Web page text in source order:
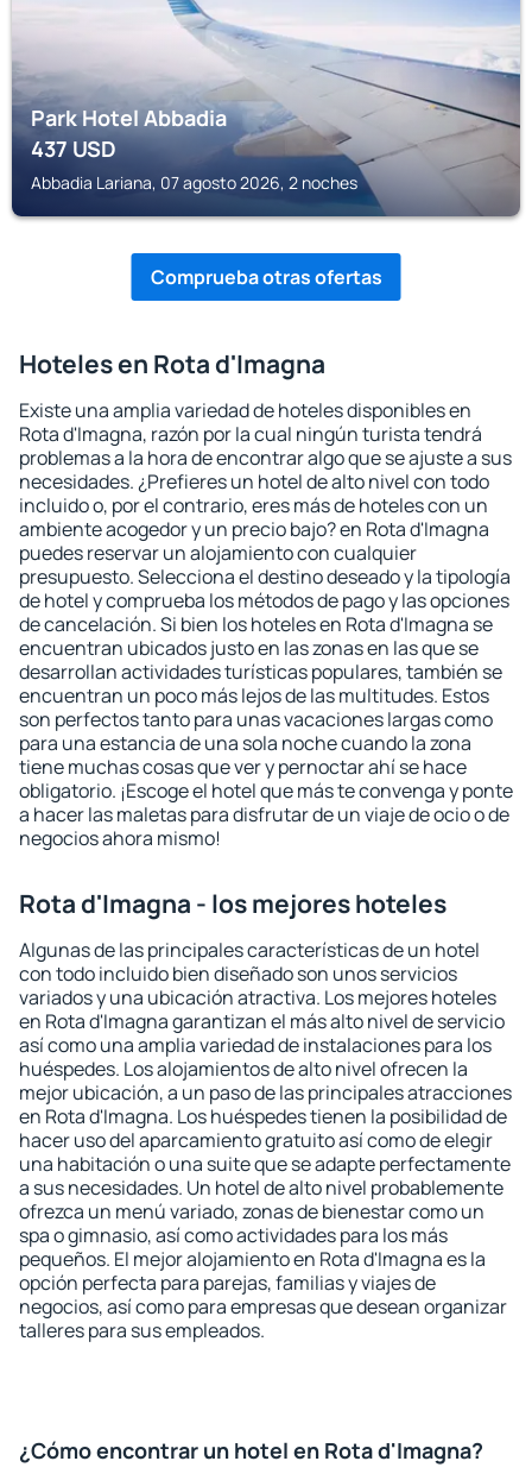
Park Hotel Abbadia
437USD
Abbadia Lariana, 07 agosto 2026, 2 noches
Comprueba otras ofertas
Hoteles en Rota d'Imagna
Existe una amplia variedad de hoteles disponibles en
Rota d'Imagna, razón por la cual ningún turista tendrá
problemas a la hora de encontrar algo que se ajuste a sus
necesidades. ¿Prefieres un hotel de alto nivel con todo
incluido o, por el contrario, eres más de hoteles con un
ambiente acogedor y un precio bajo? en Rota d'Imagna
puedes reservar un alojamiento con cualquier
presupuesto. Selecciona el destino deseado y la tipología
de hotel y comprueba los métodos de pago y las opciones
de cancelación. Si bien los hoteles en Rota d'Imagna se
encuentran ubicados justo en las zonas en las que se
desarrollan actividades turísticas populares, también se
encuentran un poco más lejos de las multitudes. Estos
son perfectos tanto para unas vacaciones largas como
para una estancia de una sola noche cuando la zona
tiene muchas cosas que ver y pernoctar ahí se hace
obligatorio. ¡Escoge el hotel que más te convenga y ponte
a hacer las maletas para disfrutar de un viaje de ocio o de
negocios ahora mismo!
Rota d'Imagna - los mejores hoteles
Algunas de las principales características de un hotel
con todo incluido bien diseñado son unos servicios
variados y una ubicación atractiva. Los mejores hoteles
en Rota d'Imagna garantizan el más alto nivel de servicio
así como una amplia variedad de instalaciones para los
huéspedes. Los alojamientos de alto nivel ofrecen la
mejor ubicación, a un paso de las principales atracciones
en Rota d'Imagna. Los huéspedes tienen la posibilidad de
hacer uso del aparcamiento gratuito así como de elegir
una habitación o una suite que se adapte perfectamente
a sus necesidades. Un hotel de alto nivel probablemente
ofrezca un menú variado, zonas de bienestar como un
spa o gimnasio, así como actividades para los más
pequeños. El mejor alojamiento en Rota d'Imagna es la
opción perfecta para parejas, familias y viajes de
negocios, así como para empresas que desean organizar
talleres para sus empleados.
¿Cómo encontrar un hotel en Rota d'Imagna?